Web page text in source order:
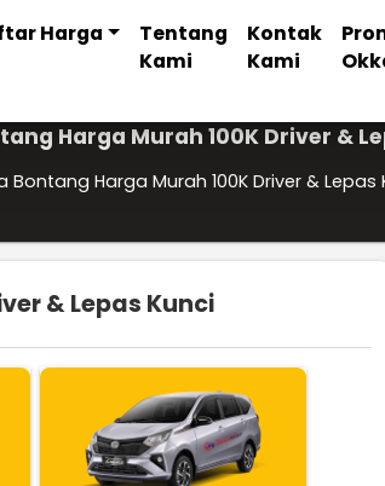
Harga
Tentang
Kami
Kontak
Kami
Harga Murah 100K Driver &
Bontang Harga Murah 100K Driver & Lepas
& Lepas Kunci